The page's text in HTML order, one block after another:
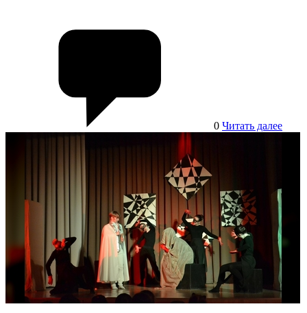
0 Читать далее